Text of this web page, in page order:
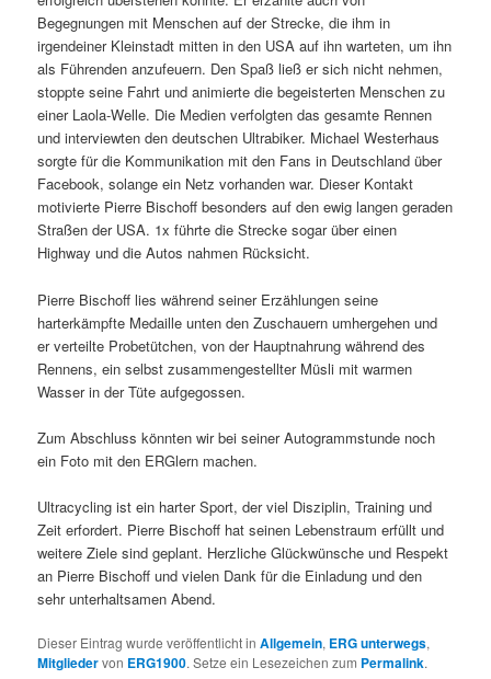
Begegnungen mit Menschen auf der Strecke, die ihm in
irgendeiner Kleinstadt mitten in den USA auf ihn warteten, um ihn
als Führenden anzufeuern. Den Spaß ließ er sich nicht nehmen,
stoppte seine Fahrt und animierte die begeisterten Menschen zu
einer Laola-Welle. Die Medien verfolgten das gesamte Rennen
und interviewten den deutschen Ultrabiker. Michael Westerhaus
sorgte für die Kommunikation mit den Fans in Deutschland über
Facebook, solange ein Netz vorhanden war. Dieser Kontakt
motivierte Pierre Bischoff besonders auf den ewig langen geraden
Straßen der USA. 1x führte die Strecke sogar über einen
Highway und die Autos nahmen Rücksicht.
Pierre Bischoff lies während seiner Erzählungen seine
harterkämpfte Medaille unten den Zuschauern umhergehen und
er verteilte Probetütchen, von der Hauptnahrung während des
Rennens, ein selbst zusammengestellter Müsli mit warmen
Wasser in der Tüte aufgegossen.
Zum Abschluss könnten wir bei seiner Autogrammstunde noch
ein Foto mit den ERGlern machen.
Ultracycling ist ein harter Sport, der viel Disziplin, Training und
Zeit erfordert. Pierre Bischoff hat seinen Lebenstraum erfüllt und
weitere Ziele sind geplant. Herzliche Glückwünsche und Respekt
an Pierre Bischoff und vielen Dank für die Einladung und den
sehr unterhaltsamen Abend.
Dieser Eintrag wurde veröffentlicht inAllgemein, ERG unterwegs,
Mitgliedervon ERG1900. Setze ein Lesezeichen zum Permalink.